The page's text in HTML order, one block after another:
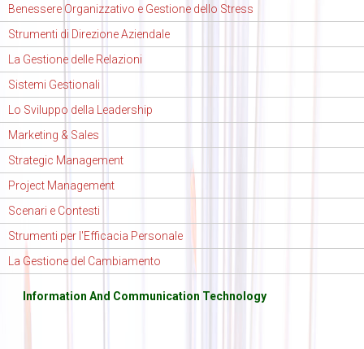
Benessere Organizzativo e Gestione dello Stress
Strumenti di Direzione Aziendale
La Gestione delle Relazioni
Sistemi Gestionali
Lo Sviluppo della Leadership
Marketing & Sales
Strategic Management
Project Management
Scenari e Contesti
Strumenti per l'Efficacia Personale
La Gestione del Cambiamento
Information And Communication Technology